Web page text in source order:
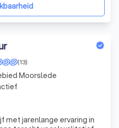
(13)
met jarenlange ervaring in
Moorslede